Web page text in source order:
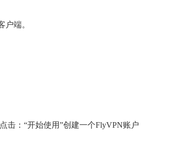
户端。
击：“开始使用”创建一个FlyVPN账户